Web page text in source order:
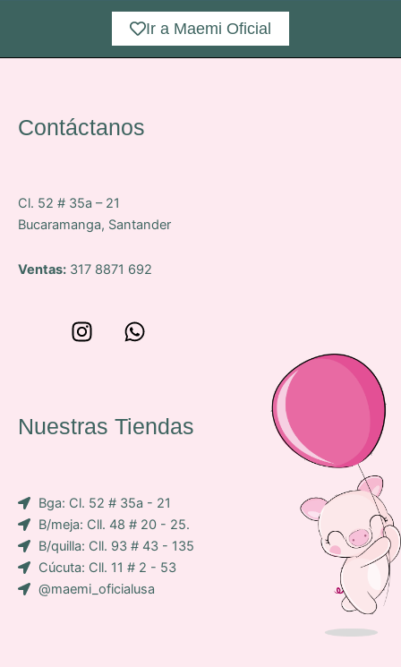
Ir a Maemi Oficial
Contáctanos
Cl. 52 # 35a – 21
Bucaramanga, Santander
Ventas: 317 8871 692
e
p
c
o
n
-
f
I
a
g
m
W
s
a
Nuestras Tiendas
Bga: Cl. 52 # 35a - 21
B/meja: Cll. 48 # 20 - 25.
B/quilla: Cll. 93 # 43 - 135
Cúcuta: Cll. 11 # 2 - 53
@maemi_oficialusa